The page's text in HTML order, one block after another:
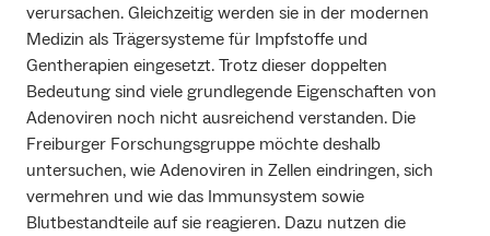
verursachen. Gleichzeitig werden sie in der modernen
Medizin als Trägersysteme für Impfstoffe und
Gentherapien eingesetzt. Trotz dieser doppelten
Bedeutung sind viele grundlegende Eigenschaften von
Adenoviren noch nicht ausreichend verstanden. Die
Freiburger Forschungsgruppe möchte deshalb
untersuchen, wie Adenoviren in Zellen eindringen, sich
vermehren und wie das Immunsystem sowie
Blutbestandteile auf sie reagieren. Dazu nutzen die